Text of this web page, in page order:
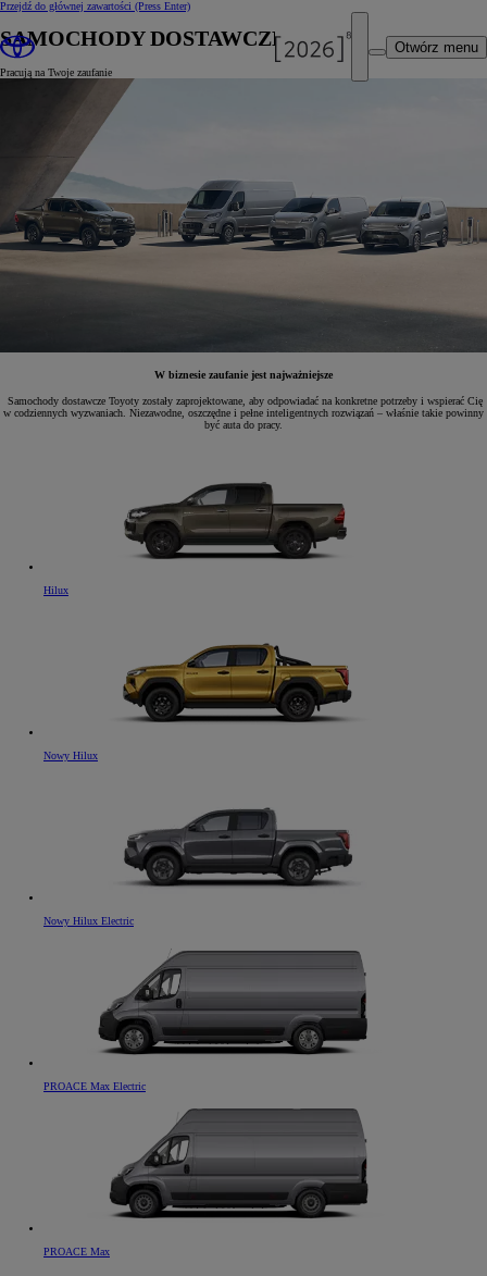
Przejdź do głównej zawartości (Press Enter)
Otwórz menu
SAMOCHODY DOSTAWCZE
Pracują na Twoje zaufanie
W biznesie zaufanie jest najważniejsze
Samochody dostawcze Toyoty zostały zaprojektowane, aby odpowiadać na konkretne potrzeby i wspierać Cię
w codziennych wyzwaniach. Niezawodne, oszczędne i pełne inteligentnych rozwiązań – właśnie takie powinny
być auta do pracy.
Hilux
Nowy Hilux
Nowy Hilux Electric
PROACE Max Electric
PROACE Max